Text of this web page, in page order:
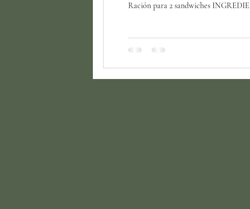
Ración para 2 sandwiches